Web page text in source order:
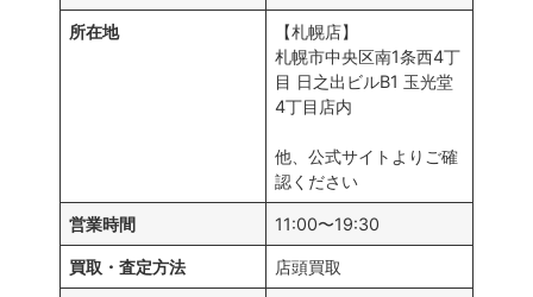
所在地
【札幌店】
札幌市中央区南1条西4丁
目 日之出ビルB1 玉光堂
4丁目店内
他、公式サイトよりご確
認ください
営業時間 11:00〜19:30
買取・査定方法 店頭買取